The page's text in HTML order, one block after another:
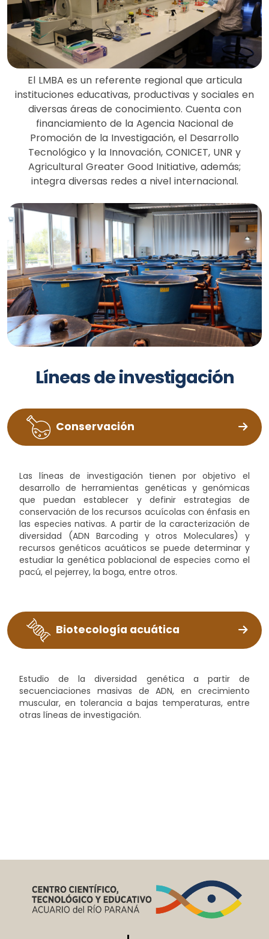
El LMBA es un referente regional que articula
instituciones educativas, productivas y sociales en
diversas áreas de conocimiento. Cuenta con
financiamiento de la Agencia Nacional de
Promoción de la Investigación, el Desarrollo
Tecnológico y la Innovación, CONICET, UNR y
Agricultural Greater Good Initiative, además;
integra diversas redes a nivel internacional.
Líneas de investigación
Conservación
Las líneas de investigación tienen por objetivo el
desarrollo de herramientas genéticas y genómicas
que puedan establecer y definir estrategias de
conservación de los recursos acuícolas con énfasis en
las especies nativas. A partir de la caracterización de
diversidad (ADN Barcoding y otros Moleculares) y
recursos genéticos acuáticos se puede determinar y
estudiar la genética poblacional de especies como el
pacú, el pejerrey, la boga, entre otros.
Biotecología acuática
Estudio de la diversidad genética a partir de
secuenciaciones masivas de ADN, en crecimiento
muscular, en tolerancia a bajas temperaturas, entre
otras líneas de investigación.